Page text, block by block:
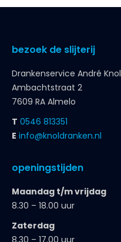
bezoek de slijterij
Drankenservice André Knol
Ambachtstraat 2
7609 RA Almelo
T 0546 813351
E info@knoldranken.nl
openingstijden
Maandag t/m vrijdag
8.30 – 18.00 uur
Zaterdag
8.30 – 17.00 uur